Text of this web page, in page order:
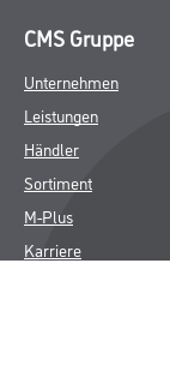
CMS Gruppe
Unternehmen
Leistungen
Händler
Sortiment
M-Plus
Karriere